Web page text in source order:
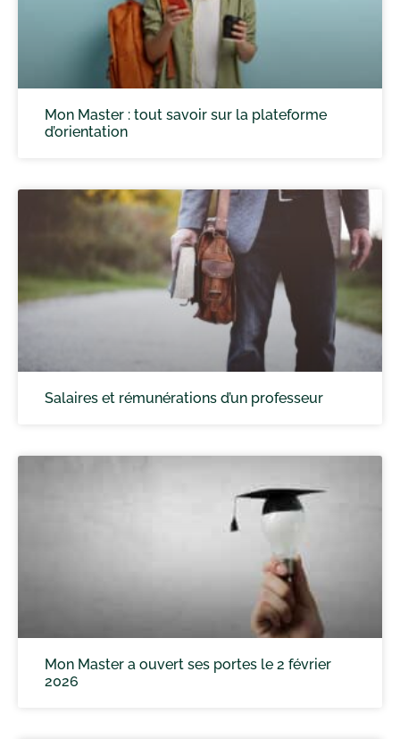
Mon Master : tout savoir sur la plateforme
d’orientation
Salaires et rémunérations d’un professeur
Mon Master a ouvert ses portes le 2 février
2026